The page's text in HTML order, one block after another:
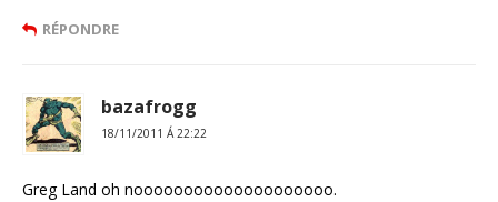
RÉPONDRE
bazafrogg
18/11/2011 Á 22:22
Greg Land oh noooooooooooooooooooo.